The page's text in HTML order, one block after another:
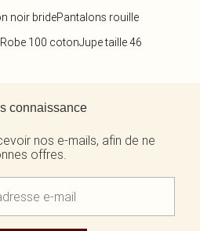
noir bridePantalons rouille
Robe 100 cotonJupe taille 46
connaissance
nos e-mails, afin de ne
offres.